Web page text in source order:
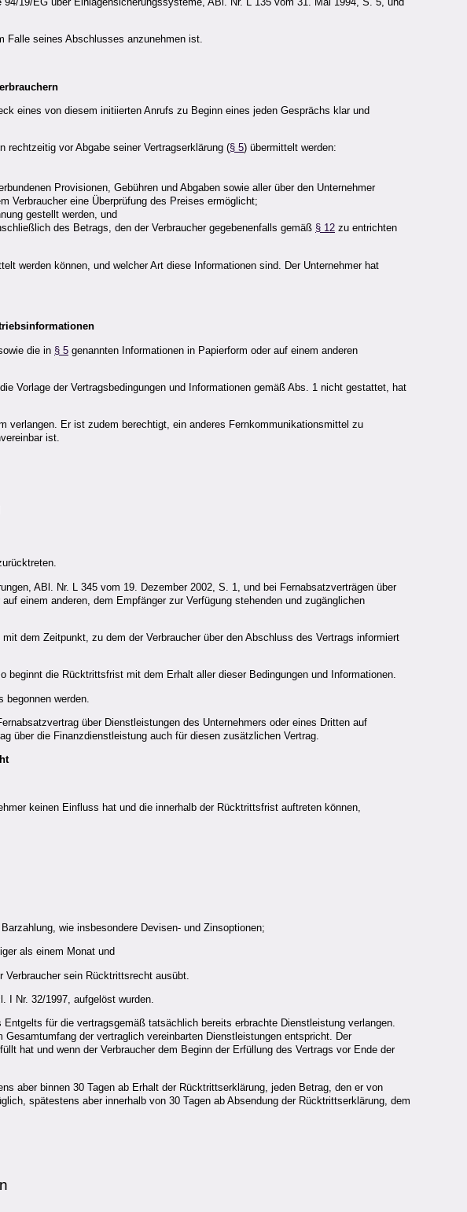
Falle seines Abschlusses anzunehmen ist.
eines von diesem initiierten Anrufs zu Beginn eines jeden Gesprächs klar und
rechtzeitig vor Abgabe seiner Vertragserklärung (§ 5) übermittelt werden:
Provisionen, Gebühren und Abgaben sowie aller über den Unternehmer
Verbraucher eine Überprüfung des Preises ermöglicht;
gestellt werden, und
des Betrags, den der Verbraucher gegebenenfalls gemäß § 12 zu entrichten
werden können, und welcher Art diese Informationen sind. Der Unternehmer hat
die in § 5 genannten Informationen in Papierform oder auf einem anderen
Vorlage der Vertragsbedingungen und Informationen gemäß Abs. 1 nicht gestattet, hat
verlangen. Er ist zudem berechtigt, ein anderes Fernkommunikationsmittel zu
ist.
ABl. Nr. L 345 vom 19. Dezember 2002, S. 1, und bei Fernabsatzverträgen über
einem anderen, dem Empfänger zur Verfügung stehenden und zugänglichen
dem Zeitpunkt, zu dem der Verbraucher über den Abschluss des Vertrags informiert
beginnt die Rücktrittsfrist mit dem Erhalt aller dieser Bedingungen und Informationen.
werden.
über Dienstleistungen des Unternehmers oder eines Dritten auf
über die Finanzdienstleistung auch für diesen zusätzlichen Vertrag.
keinen Einfluss hat und die innerhalb der Rücktrittsfrist auftreten können,
wie insbesondere Devisen- und Zinsoptionen;
als einem Monat und
sein Rücktrittsrecht ausübt.
I Nr. 32/1997, aufgelöst wurden.
für die vertragsgemäß tatsächlich bereits erbrachte Dienstleistung verlangen.
der vertraglich vereinbarten Dienstleistungen entspricht. Der
hat und wenn der Verbraucher dem Beginn der Erfüllung des Vertrags vor Ende der
aber binnen 30 Tagen ab Erhalt der Rücktrittserklärung, jeden Betrag, den er von
spätestens aber innerhalb von 30 Tagen ab Absendung der Rücktrittserklärung, dem